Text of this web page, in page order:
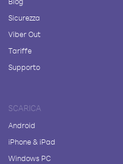
Sicurezza
Viber Out
Tariffe
Supporto
SCARICA
Android
iPhone & iPad
Windows PC